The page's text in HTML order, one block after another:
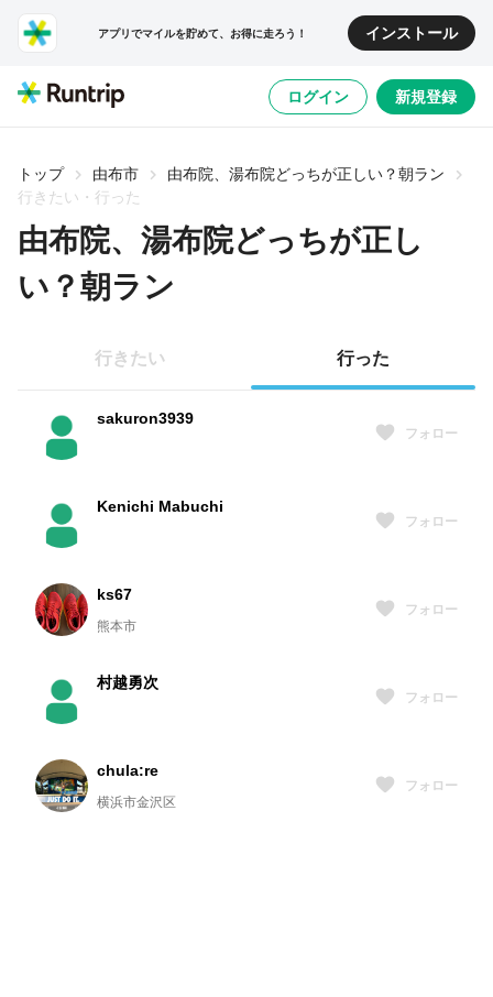
アプリでマイルを貯めて、お得に走ろう！ インストール
ログイン 新規登録
トップ 由布市
由布院、湯布院どっちが正しい？朝ラン
行きたい・行った
由布院、湯布院どっちが正し
い？朝ラン
行きたい 行った
sakuron3939
フォロー
Kenichi Mabuchi
フォロー
ks67
熊本市
フォロー
村越勇次
フォロー
chula:re
横浜市金沢区
フォロー